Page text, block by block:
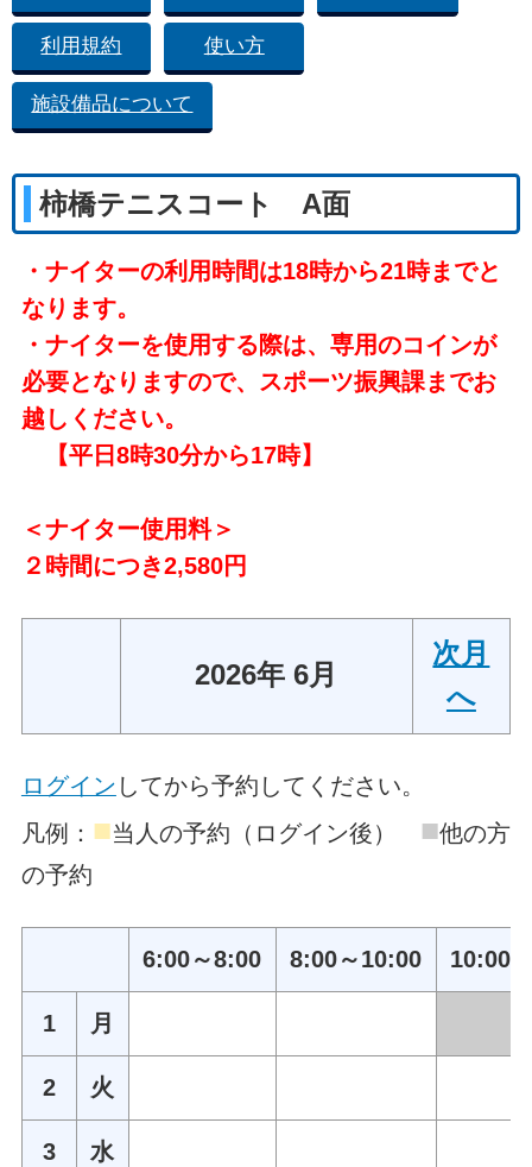
利用規約 使い方
施設備品について
柿橋テニスコート A面
・ナイターの利用時間は18時から21時までと
なります。
・ナイターを使用する際は、専用のコインが
必要となりますので、スポーツ振興課までお
越しください。
【平日8時30分から17時】
＜ナイター使用料＞
２時間につき2,580円
2026年 6月
次月
へ
ログイン してから予約してください。
凡例： ■当人の予約（ログイン後） ■他の方
の予約
6:00～8:00 8:00～10:00 10:00
1 月
2 火
3 水